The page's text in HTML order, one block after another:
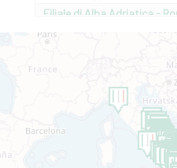
Filiale di Alba Adriatica -
Filiale di Altamura
VIA VITTORIO VENETO 79/81 A -
Filiale di Andretta
C.SO VITTORIO VENETO 8 - Andretta
Filiale di Andria 1 - Crispi
VIALE CRISPI 50/A - Andria